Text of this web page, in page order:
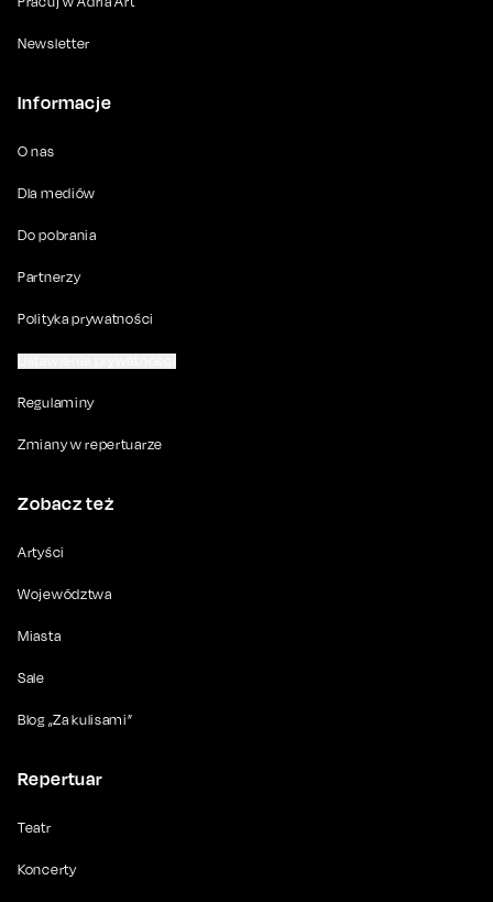
Newsletter
Informacje
O nas
Dla mediów
Do pobrania
Partnerzy
Polityka prywatności
Regulaminy
Zmiany w repertuarze
Zobacz też
Artyści
Województwa
Miasta
Sale
Blog „Za kulisami”
Repertuar
Teatr
Koncerty